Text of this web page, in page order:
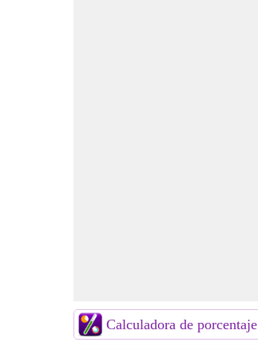
Calculadora de porcentaje